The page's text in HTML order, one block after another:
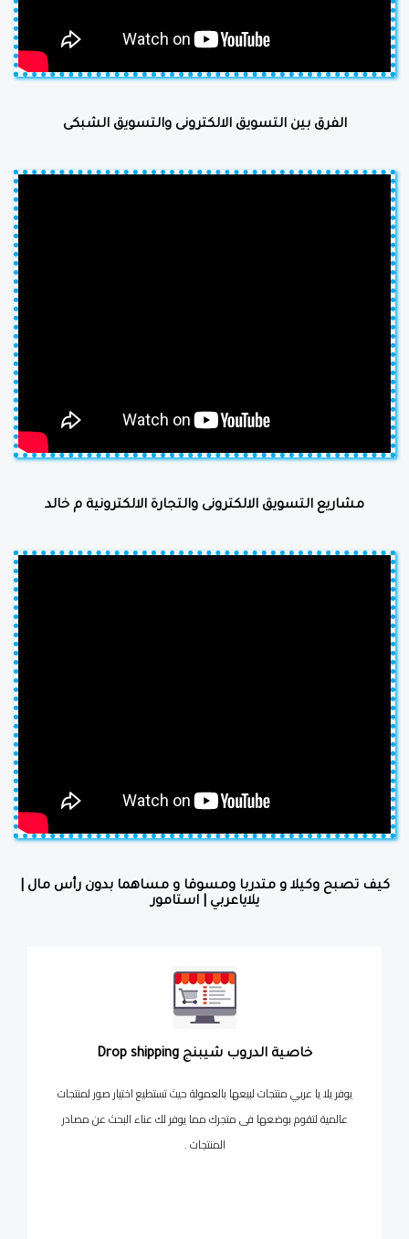
الفرق بين التسويق الالكترونى والتسويق الشبكى
مشاريع التسويق الالكترونى والتجارة الالكترونية م خالد
كيف تصبح وكيلا و متدربا ومسوقا و مساهما بدون رأس مال |
يلاياعربي | استامور
خاصية الدروب شيبنج Drop shipping
يوفر يلا يا عربي منتجات لبيعها بالعمولة حيث تستطيع اختيار صور لمنتجات
عالمية لتقوم بوضعها فى متجرك مما يوفر لك عناء البحث عن مصادر
المنتجات .